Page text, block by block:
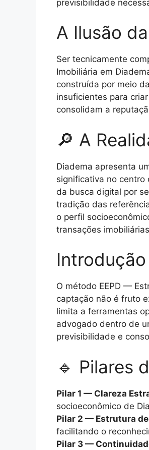
previsibilidade
A Ilusão
Ser tecnicamente
Imobiliária em
construída por meio
insuficientes para
consolidam a
🔎 A
Diadema apresenta
significativa no centro
da busca digital por
tradição das
o perfil
transações
O método EEPD —
captação não é fruto
limita a ferramentas
advogado dentro de
previsibilidade e
🔹 Pilares
Pilar 1 — Clareza
socioeconômico de
Pilar 2 — Estrutura
facilitando o
Pilar 3 —